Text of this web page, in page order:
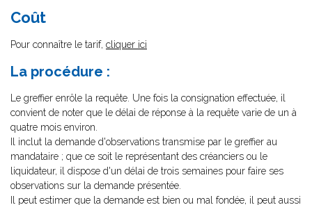
Coût
Pour connaître le tarif, cliquer ici
La procédure :
Le greffier enrôle la requête. Une fois la consignation effectuée, il
convient de noter que le délai de réponse à la requête varie de un à
quatre mois environ.
Il inclut la demande d'observations transmise par le greffier au
mandataire ; que ce soit le représentant des créanciers ou le
liquidateur, il dispose d'un délai de trois semaines pour faire ses
observations sur la demande présentée.
Il peut estimer que la demande est bien ou mal fondée, il peut aussi